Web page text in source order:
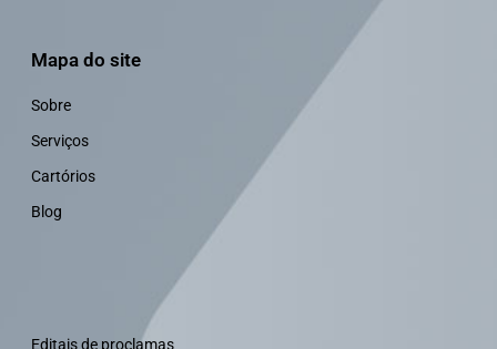
Mapa do site
Sobre
Serviços
Cartórios
Blog
Editais de proclamas